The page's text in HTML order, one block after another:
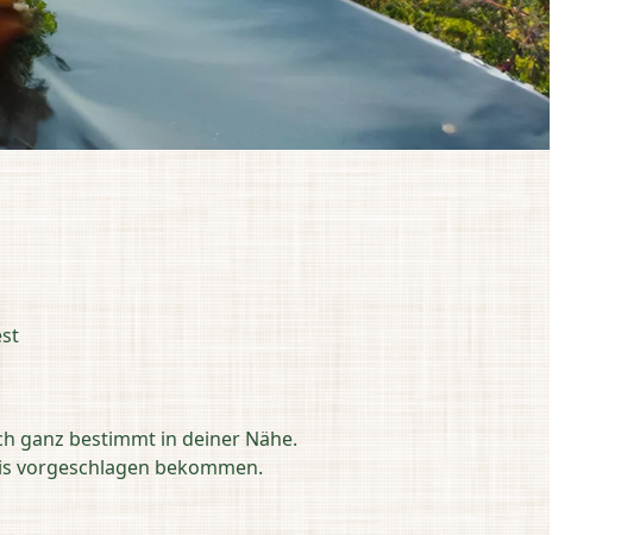
ganz bestimmt in deiner Nähe.
vorgeschlagen bekommen.